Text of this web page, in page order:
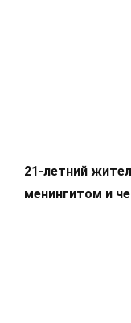
21-летний
менингитом и